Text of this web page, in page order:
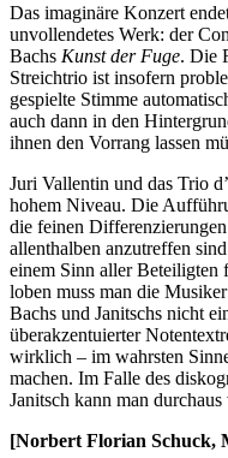
Das imaginäre Konzert
unvollendetes Werk: der
Bachs Kunst der Fuge. Die
Streichtrio ist insofern
gespielte Stimme
auch dann in den
ihnen den Vorrang lassen
Juri Vallentin und das Trio
hohem Niveau. Die
die feinen
allenthalben anzutreffen
einem Sinn aller Beteiligten
loben muss man die
Bachs und Janitschs nicht
überakzentuierter
wirklich – im wahrsten
machen. Im Falle des
Janitsch kann man
[Norbert Florian Schuck,